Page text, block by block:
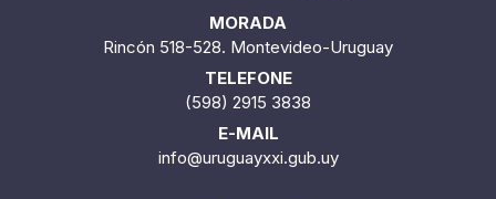
MORADA
Rincón 518-528. Montevideo-Uruguay
TELEFONE
(598) 2915 3838
E-MAIL
info@uruguayxxi.gub.uy